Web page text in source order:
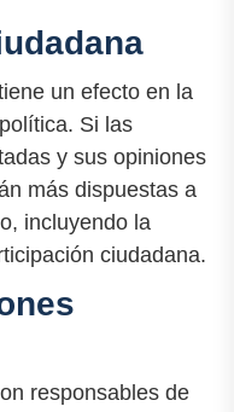
un efecto en la
Si las
y sus opiniones
más dispuestas a
incluyendo la
ciudadana.
responsables de